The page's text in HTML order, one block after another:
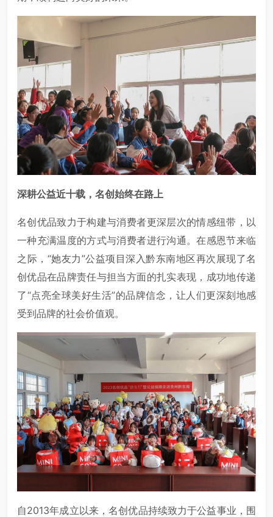
深耕公益近十载，名创始终在路上
名创优品致力于构建与消费者更深层次的情感纽带，以
一种充满温度的方式与消费者进行沟通。在感恩节来临
之际，“她友力”公益项目深入黔东南地区再次展现了名
创优品在品牌责任与担当方面的扎实表现，成功地传递
了“点亮全球美好生活”的品牌信念，让人们更深刻地感
受到品牌的社会价值观。
自2013年成立以来，名创优品持续致力于公益事业，围